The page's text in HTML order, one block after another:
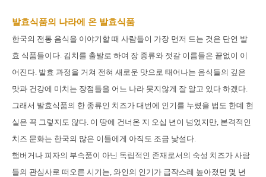
발효식품의 나라에 온 발효식품
한국의 전통 음식을 이야기할 때 사람들이 가장 먼저 드는 것은 단연 발
효 식품들이다. 김치를 출발로 하여 장 종류와 젓갈 이름들은 끝없이 이
어진다. 발효 과정을 거쳐 전혀 새로운 맛으로 태어나는 음식들의 깊은
맛과 건강에 미치는 장점들을 어느 나라 못지않게 잘 알고 있다 하겠다.
그래서 발효식품의 한 종류인 치즈가 대번에 인기를 누렸을 법도 한데 현
실은 꼭 그렇지도 않다. 이 땅에 건너온 지 오십 년이 넘었지만, 본격적인
치즈 문화는 한국의 많은 이들에게 아직도 조금 낯설다.
햄버거나 피자의 부속품이 아닌 독립적인 존재로서의 숙성 치즈가 사람
들의 관심사로 떠오른 시기는, 와인의 인기가 급작스레 높아졌던 몇 년